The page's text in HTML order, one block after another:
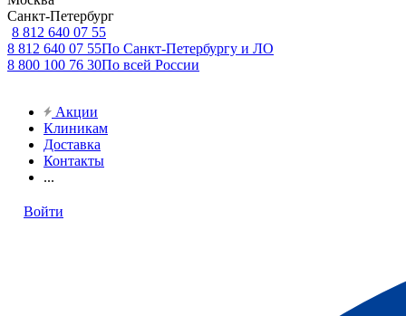
Санкт-Петербург
8 812 640 07 55
8 812 640 07 55По Санкт-Петербургу и ЛО
8 800 100 76 30По всей России
Акции
Клиникам
Доставка
Контакты
...
Войти